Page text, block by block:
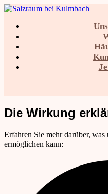
Unser
Häufige
Salzraum bei
Die Wirkung
Erfahren Sie mehr darüber,
ermöglichen kann: